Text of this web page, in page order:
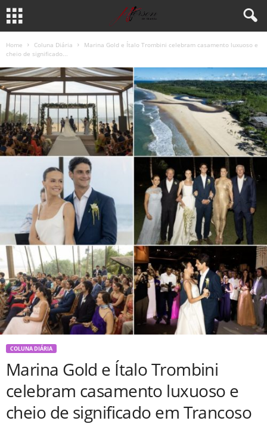
Home Coluna Diária
Marina Gold e Ítalo Trombini celebram casamento luxuoso e
cheio de significado...
COLUNA DIÁRIA
Marina Gold e Ítalo Trombini
celebram casamento luxuoso e
cheio de significado em Trancoso